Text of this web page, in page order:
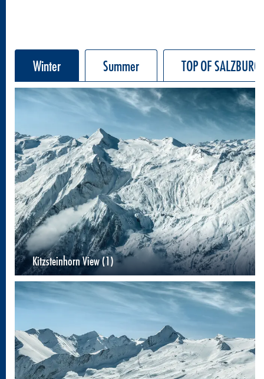
Winter Summer TOP OF SALZBURG
Kitzsteinhorn View (1)